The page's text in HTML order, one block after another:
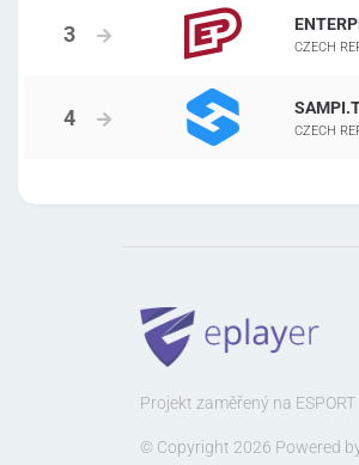
CZECH
CZECH
Projekt zaměřený na ESPORT
© Copyright 2026 Powered by